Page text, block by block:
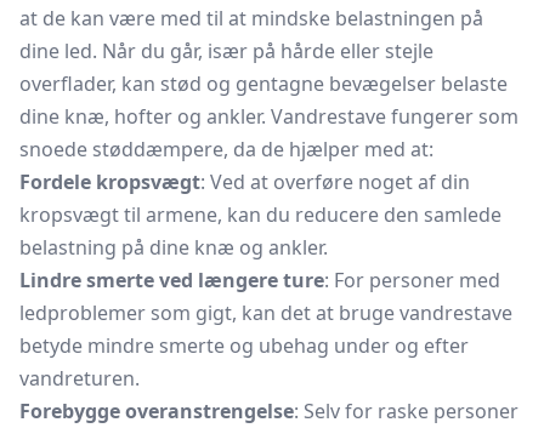
at de kan være med til at mindske belastningen på
dine led. Når du går, især på hårde eller stejle
overflader, kan stød og gentagne bevægelser belaste
dine knæ, hofter og ankler. Vandrestave fungerer som
snoede støddæmpere, da de hjælper med at:
Fordele kropsvægt: Ved at overføre noget af din
kropsvægt til armene, kan du reducere den samlede
belastning på dine knæ og ankler.
Lindre smerte ved længere ture: For personer med
ledproblemer som gigt, kan det at bruge vandrestave
betyde mindre smerte og ubehag under og efter
vandreturen.
Forebygge overanstrengelse: Selv for raske personer